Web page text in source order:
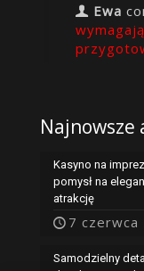
Ewa
Najnowsze
Kasyno na
pomysł na
atrakcję
7 czerwca
Samodzielny